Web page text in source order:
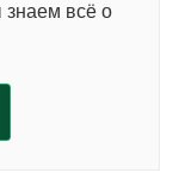
всё о